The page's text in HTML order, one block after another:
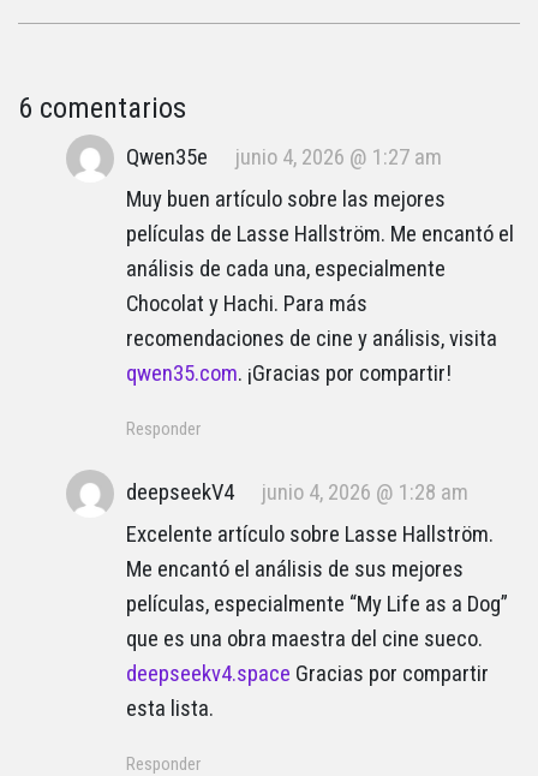
6 comentarios
Qwen35e
junio 4, 2026 @ 1:27 am
Muy buen artículo sobre las mejores
películas de Lasse Hallström. Me encantó el
análisis de cada una, especialmente
Chocolat y Hachi. Para más
recomendaciones de cine y análisis, visita
qwen35.com. ¡Gracias por compartir!
Responder
deepseekV4
junio 4, 2026 @ 1:28 am
Excelente artículo sobre Lasse Hallström.
Me encantó el análisis de sus mejores
películas, especialmente “My Life as a Dog”
que es una obra maestra del cine sueco.
deepseekv4.space Gracias por compartir
esta lista.
Responder